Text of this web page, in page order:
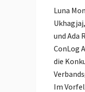
Luna
und Ada
ConLog
die
Im